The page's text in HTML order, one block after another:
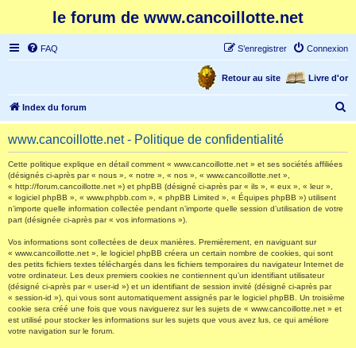
le forum de www.cancoillotte.net
FAQ Connexion
S’enregistrer
Livre d'or
Retour au site
Index du forum
e
www.cancoillotte.net - Politique de confidentialité
Cette politique explique en détail comment « www.cancoillotte.net » et ses sociétés affiliées
(désignés ci-après par « nous », « notre », « nos », « www.cancoillotte.net »,
« http://forum.cancoillotte.net ») et phpBB (désigné ci-après par « ils », « eux », « leur »,
« logiciel phpBB », « www.phpbb.com », « phpBB Limited », « Équipes phpBB ») utilisent
n’importe quelle information collectée pendant n’importe quelle session d’utilisation de votre
part (désignée ci-après par « vos informations »).
Vos informations sont collectées de deux manières. Premièrement, en naviguant sur
« www.cancoillotte.net », le logiciel phpBB créera un certain nombre de cookies, qui sont
des petits fichiers textes téléchargés dans les fichiers temporaires du navigateur Internet de
votre ordinateur. Les deux premiers cookies ne contiennent qu’un identifiant utilisateur
(désigné ci-après par « user-id ») et un identifiant de session invité (désigné ci-après par
« session-id »), qui vous sont automatiquement assignés par le logiciel phpBB. Un troisième
cookie sera créé une fois que vous naviguerez sur les sujets de « www.cancoillotte.net » et
est utilisé pour stocker les informations sur les sujets que vous avez lus, ce qui améliore
votre navigation sur le forum.